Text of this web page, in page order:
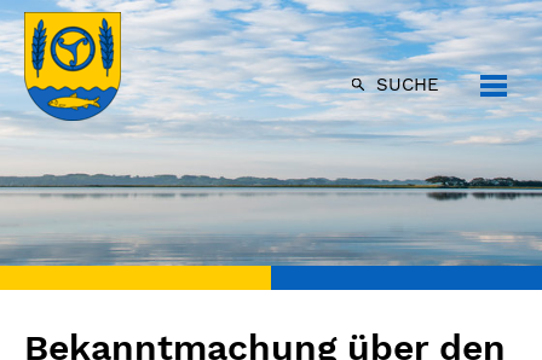
SUCHE
Bekanntmachung über den